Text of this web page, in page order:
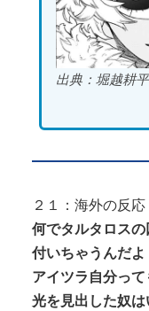
出典：堀越耕
２１：海外の反応
何でタルタロス
付いちゃうんだよ
アイツラ自分っ
光を見出した奴は